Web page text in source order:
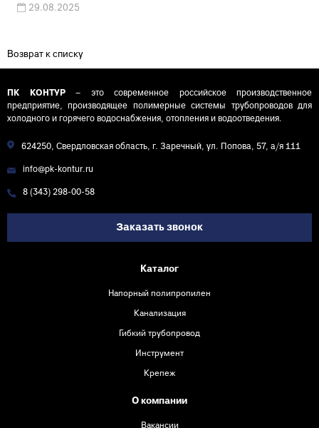
29.08.2025
Возврат к списку
ПК КОНТУР– это современное российское производственное
предприятие, производящее полимерные системы трубопроводов для
холодного и горячего водоснабжения, отопления и водоотведения.
624250, Свердловская область, г. Заречный, ул. Попова, 57, а/я 111
info@pk-kontur.ru
8 (343) 298-00-58
Заказать звонок
Каталог
Напорный полипропилен
Канализация
Гибкий трубопровод
Инструмент
Крепеж
О компании
Вакансии